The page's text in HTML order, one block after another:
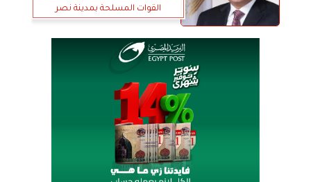
القوات المسلحة بمدينة نصر